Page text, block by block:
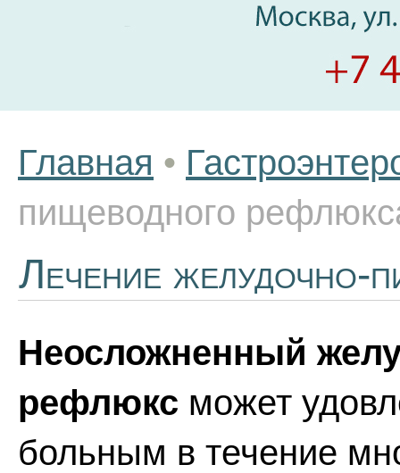
Главная •
пищеводного
Лечение желудочно-
Неосложненный
рефлюкс может
больным в течение